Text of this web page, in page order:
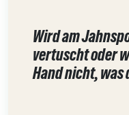
Wird am
vertuscht oder
Hand nicht,